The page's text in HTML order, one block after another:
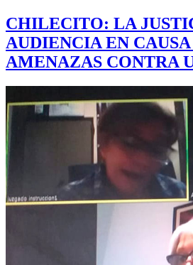
CHILECITO: LA
AUDIENCIA EN CAUSA
AMENAZAS CONTRA